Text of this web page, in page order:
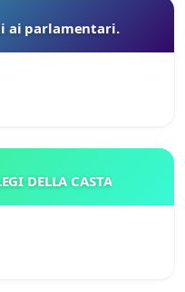
ai parlamentari.
DELLA CASTA